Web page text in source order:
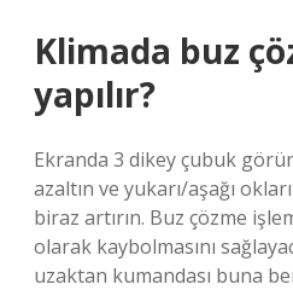
Klimada buz
yapılır?
Ekranda 3 dikey çubuk
azaltın ve yukarı/aşağı
biraz artırın. Buz çözme
olarak kaybolmasını
uzaktan kumandası buna